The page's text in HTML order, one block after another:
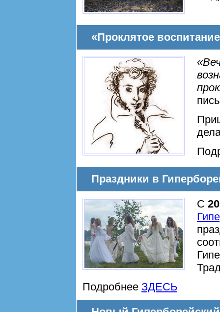
«Проклятое
Праздники в
С
Подробнее ЗДЕСЬ